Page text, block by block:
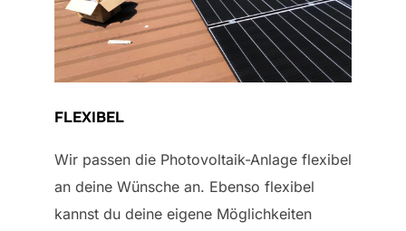
FLEXIBEL
Wir passen die Photovoltaik-Anlage flexibel
an deine Wünsche an. Ebenso flexibel
kannst du deine eigene Möglichkeiten